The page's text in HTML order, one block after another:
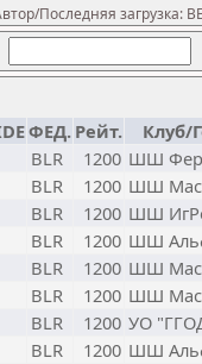
Последняя загрузка:
ФЕД. Рейт.
Клуб/
BLR 1200 ШШ
BLR 1200 ШШ
BLR 1200 ШШ
BLR 1200 ШШ
BLR 1200 ШШ
BLR 1200 ШШ
BLR 1200 УО
BLR 1200 ШШ